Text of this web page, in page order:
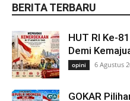
BERITA TERBARU
HUT RI Ke-
Demi
opini 6 Agustus
GOKAR